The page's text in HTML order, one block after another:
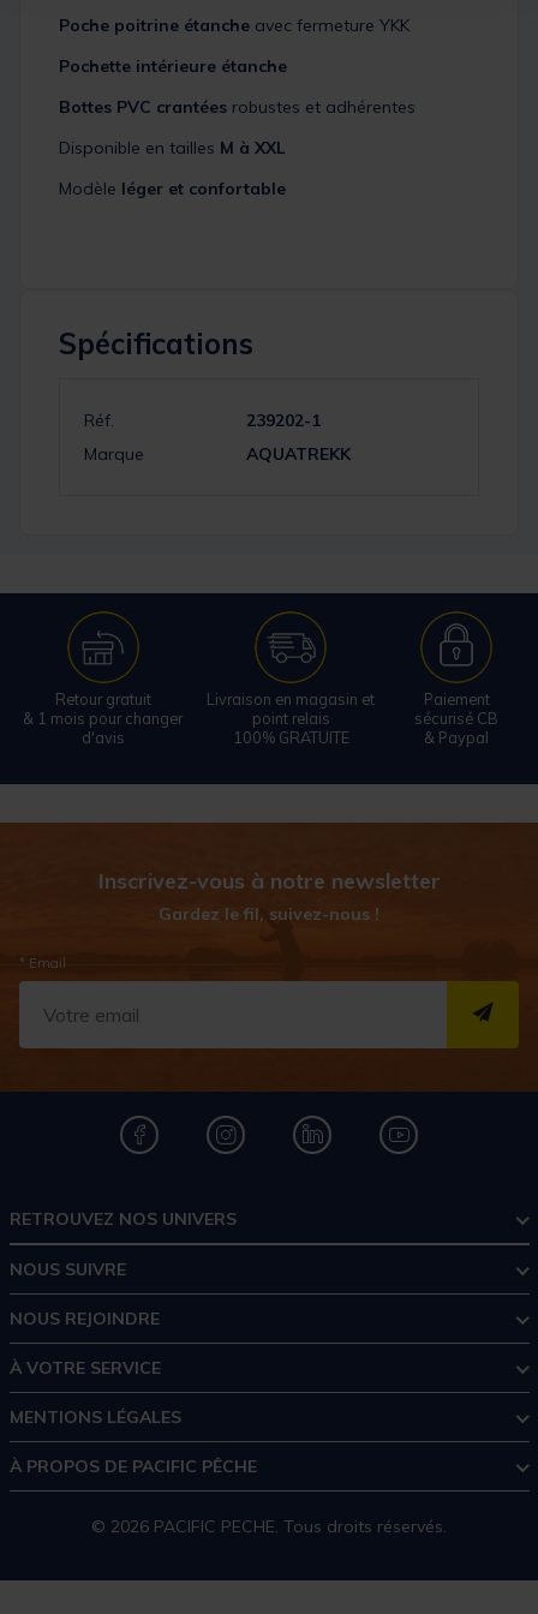
Poche poitrine étanche avec fermeture YKK
Pochette intérieure étanche
Bottes PVC crantées robustes et adhérentes
Disponible en tailles M à XXL
Modèle léger et confortable
Spécifications
Réf.
239202-1
Marque
AQUATREKK
Retour gratuit
& 1 mois pour changer
d'avis
Livraison en magasin et
point relais
100% GRATUITE
Paiement
sécurisé CB
& Paypal
Inscrivez-vous à notre newsletter
Gardez le fil, suivez-nous !
* Email
RETROUVEZ NOS UNIVERS
NOUS SUIVRE
NOUS REJOINDRE
À VOTRE SERVICE
MENTIONS LÉGALES
À PROPOS DE PACIFIC PÊCHE
© 2026 PACIFIC PECHE. Tous droits réservés.